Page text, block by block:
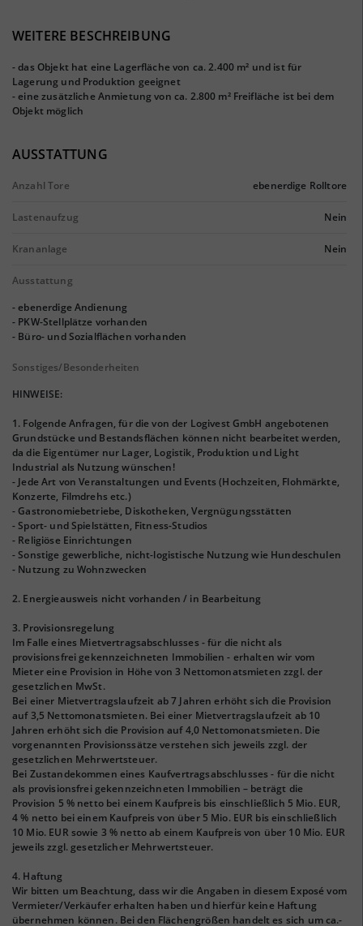
WEITERE BESCHREIBUNG
- das Objekt hat eine Lagerfläche von ca. 2.400 m² und ist für
Lagerung und Produktion geeignet
- eine zusätzliche Anmietung von ca. 2.800 m² Freifläche ist bei dem
Objekt möglich
AUSSTATTUNG
Anzahl Tore ebenerdige Rolltore
Lastenaufzug Nein
Krananlage Nein
Ausstattung
- ebenerdige Andienung
- PKW-Stellplätze vorhanden
- Büro- und Sozialflächen vorhanden
Sonstiges/Besonderheiten
HINWEISE:
1. Folgende Anfragen, für die von der Logivest GmbH angebotenen
Grundstücke und Bestandsflächen können nicht bearbeitet werden,
da die Eigentümer nur Lager, Logistik, Produktion und Light
Industrial als Nutzung wünschen!
- Jede Art von Veranstaltungen und Events (Hochzeiten, Flohmärkte,
Konzerte, Filmdrehs etc.)
- Gastronomiebetriebe, Diskotheken, Vergnügungsstätten
- Sport- und Spielstätten, Fitness-Studios
- Religiöse Einrichtungen
- Sonstige gewerbliche, nicht-logistische Nutzung wie Hundeschulen
- Nutzung zu Wohnzwecken
2. Energieausweis nicht vorhanden / in Bearbeitung
3. Provisionsregelung
Im Falle eines Mietvertragsabschlusses - für die nicht als
provisionsfrei gekennzeichneten Immobilien - erhalten wir vom
Mieter eine Provision in Höhe von 3 Nettomonatsmieten zzgl. der
gesetzlichen MwSt.
Bei einer Mietvertragslaufzeit ab 7 Jahren erhöht sich die Provision
auf 3,5 Nettomonatsmieten. Bei einer Mietvertragslaufzeit ab 10
Jahren erhöht sich die Provision auf 4,0 Nettomonatsmieten. Die
vorgenannten Provisionssätze verstehen sich jeweils zzgl. der
gesetzlichen Mehrwertsteuer.
Bei Zustandekommen eines Kaufvertragsabschlusses - für die nicht
als provisionsfrei gekennzeichneten Immobilien – beträgt die
Provision 5 % netto bei einem Kaufpreis bis einschließlich 5 Mio. EUR,
4 % netto bei einem Kaufpreis von über 5 Mio. EUR bis einschließlich
10 Mio. EUR sowie 3 % netto ab einem Kaufpreis von über 10 Mio. EUR
jeweils zzgl. gesetzlicher Mehrwertsteuer.
4. Haftung
Wir bitten um Beachtung, dass wir die Angaben in diesem Exposé vom
Vermieter/Verkäufer erhalten haben und hierfür keine Haftung
übernehmen können. Bei den Flächengrößen handelt es sich um ca.-